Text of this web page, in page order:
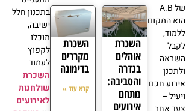
של A.B
הוא המקום
ללמוד,
לקבל
השראה
ולתכנן
אירוע חכם
ויעיל –
צעד אחר
השכרת
אוהלים
בגדרה
והסביבה:
מתחם
אירועים
השכרת
מקררים
בדימונה
קרא עוד »
בתכנון חלל
ישיבה,
תוכלו
לקפוץ
לעמוד
השכרת
שולחנות
לאירועים